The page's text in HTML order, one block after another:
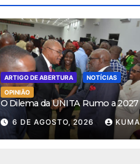
ARTIGO DE ABERTURA
NOTÍCIAS
OPINIÃO
O Dilema da UNITA Rumo a 2027
6 DE AGOSTO, 2026 KUMA